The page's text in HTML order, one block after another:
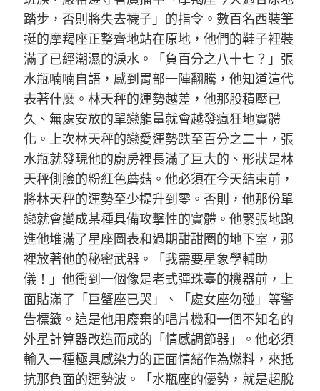
踏步，否則將失去襪子」的指令。數百名西裝筆
挺的摩羯座正整齊地站在原地，他們的鞋子裡裝
滿了已經潮濕的淚水。「負百分之八十七？」張
水瓶喃喃自語，感到胃部一陣翻騰，他知道這代
表著什麼。林天秤的運勢越差，他那股積壓已
久、無處安放的單戀能量就會越發瘋狂地實體
化。上次林天秤的戀愛運勢跌至百分之二十，張
水瓶就發現他的廚房裡長滿了巨大的、形狀是林
天秤側臉的粉紅色蘑菇。他必須在今天結束前，
將林天秤的運勢至少提升到零。否則，他那份單
戀就會變成某種具備攻擊性的實體。他緊張地跑
進他堆滿了星座圖表和過期甜甜圈的地下室，那
裡放著他的秘密武器。「我需要星象學輔助
儀！」他衝到一個像是老式彈珠臺的機器前，上
面貼滿了「巨蟹座已哭」、「處女座勿碰」等警
告標籤。這是他用廢棄的唱片機和一個不知名的
外星計算器改造而成的「情感調節器」。他必須
輸入一種極具感染力的正面情緒作為燃料，來抵
抗那負面的運勢波。「水瓶座的優勢，就是超脫